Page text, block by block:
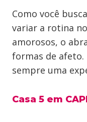
Como você
variar a rotina
amorosos, o
formas de afeto.
sempre uma
Casa 5 em